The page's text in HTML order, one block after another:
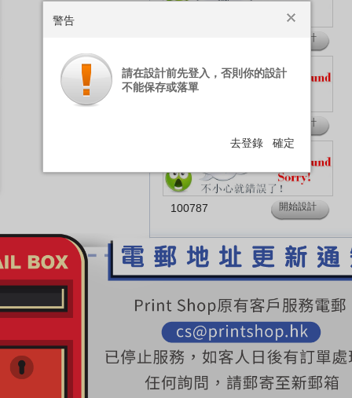
開始設計
開始設計
100787 開始設計
警告
請在設計前先登入，否則你的設計
不能保存或落單
確定
去登錄